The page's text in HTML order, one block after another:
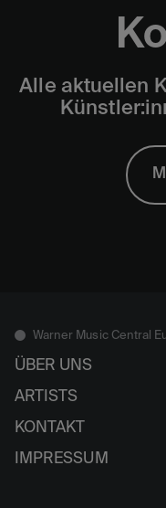
Alle aktuellen
Warner Music Central
ÜBER UNS
ARTISTS
KONTAKT
IMPRESSUM